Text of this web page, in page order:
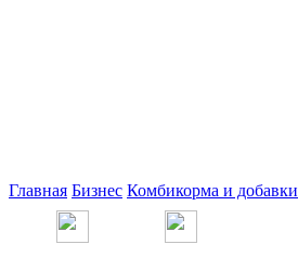
Главная Бизнес Комбикорма и добавки